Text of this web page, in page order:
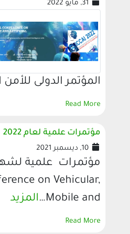
المؤتمر الدولى
Read More
مؤتمرات علمية لعام 2022
on Vehicular,
Mobile and…
المزيد
Read More